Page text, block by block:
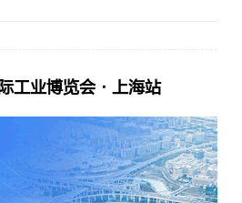
工业博览会·上海站